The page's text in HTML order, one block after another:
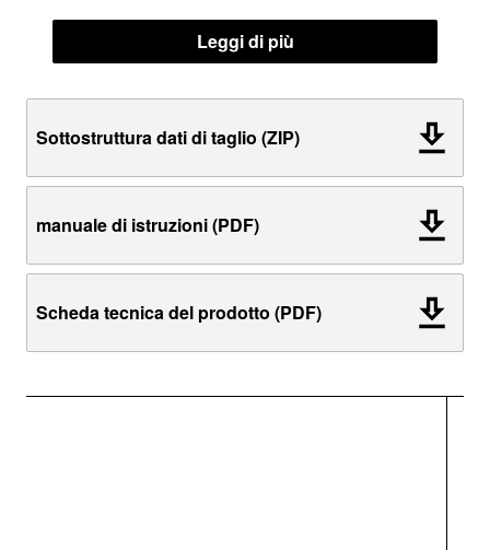
Leggi di più
Sottostruttura dati di taglio (ZIP)
manuale di istruzioni (PDF)
Scheda tecnica del prodotto (PDF)